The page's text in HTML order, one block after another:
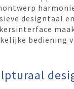
designtaal
bediening